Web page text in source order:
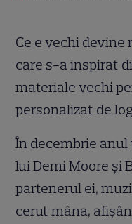
Ce e vechi devine
care s-a inspirat
materiale vechi
personalizat de
În decembrie anul
lui Demi Moore și
partenerul ei,
cerut mâna,